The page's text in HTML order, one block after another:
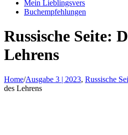
Mein Lieblingsvers
Buchempfehlungen
Russische Seite:
Lehrens
Home/Ausgabe 3 | 2023, Russische
des Lehrens